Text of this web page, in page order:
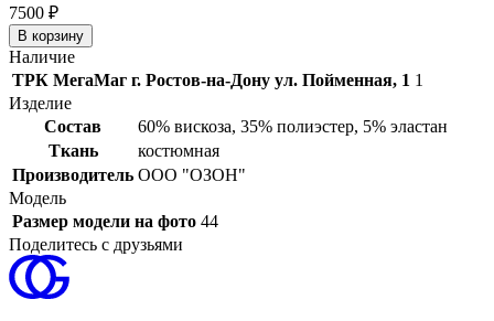
7500 ₽
Наличие
ТРК МегаМаг г. Ростов-на-Дону ул. Пойменная, 1 1
Изделие
Состав
60% вискоза, 35% полиэстер, 5% эластан
Ткань
костюмная
Производитель ООО "ОЗОН"
Модель
Размер модели на фото 44
Поделитесь с друзьями